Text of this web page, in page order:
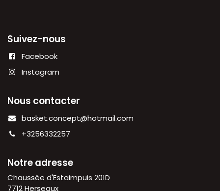
Suivez-nous
Facebook
Instagram
Nous contacter
basket.concept@hotmail.com
+3256332257
Notre adresse
Chaussée d'Estaimpuis 201D
7712 Herseaux